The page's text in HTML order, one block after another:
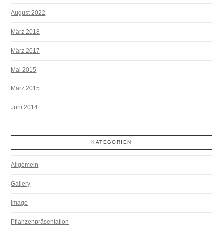
August 2022
März 2018
März 2017
Mai 2015
März 2015
Juni 2014
KATEGORIEN
Allgemein
Gallery
Image
Pflanzenpräsentation